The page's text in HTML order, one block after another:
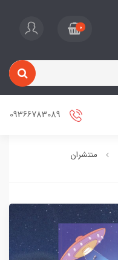
0
منتشران